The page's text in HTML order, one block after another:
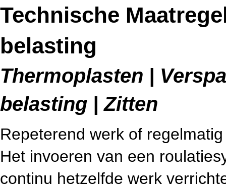
Technische
belasting
Thermoplasten |
belasting | Zitten
Repeterend werk of
Het invoeren van een
continu hetzelfde werk